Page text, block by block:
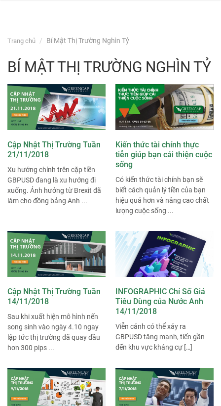
Trang chủ Bí Mật Thị Trường Nghìn Tỷ
BÍ MẬT THỊ TRƯỜNG NGHÌN TỶ
Cập Nhật Thị Trường Tuần
21/11/2018
Xu hướng chính trên cặp tiền
GBPUSD đang là xu hướng đi
xuống. Ảnh hưởng từ Brexit đã
làm cho đồng bảng Anh ...
Kiến thức tài chính thực
tiễn giúp bạn cải thiện cuộc
sống
Có kiến thức tài chính bạn sẽ
biết cách quản lý tiền của bạn
hiệu quả hơn và nâng cao chất
lượng cuộc sống ...
Cập Nhật Thị Trường Tuần
14/11/2018
Sau khi xuất hiện mô hình nến
song sinh vào ngày 4.10 ngay
lập tức thị trường đã quay đầu
hơn 300 pips ...
INFOGRAPHIC Chỉ Số Giá
Tiêu Dùng của Nước Anh
14/11/2018
Viễn cảnh có thể xảy ra
GBPUSD tăng mạnh, tiến gần
đến khu vực kháng cự […]